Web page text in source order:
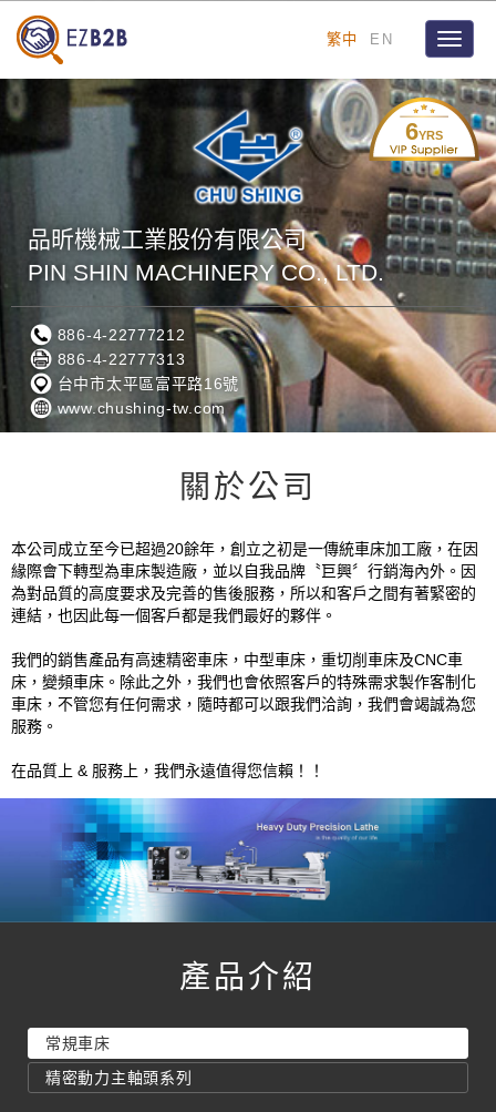
繁中 EN
Toggle
6YRS
品昕機械工業股份有限公司
PIN SHIN MACHINERY CO., LTD.
886-4-22777212
886-4-22777313
台中市太平區富平路16號
www.chushing-tw.com
關於公司
本公司成立至今已超過20餘年，創立之初是一傳統車床加工廠，在因
緣際會下轉型為車床製造廠，並以自我品牌〝巨興〞行銷海內外。因
為對品質的高度要求及完善的售後服務，所以和客戶之間有著緊密的
連結，也因此每一個客戶都是我們最好的夥伴。
我們的銷售產品有高速精密車床，中型車床，重切削車床及CNC車
床，變頻車床。除此之外，我們也會依照客戶的特殊需求製作客制化
車床，不管您有任何需求，隨時都可以跟我們洽詢，我們會竭誠為您
服務。
在品質上 & 服務上，我們永遠值得您信賴！！
產品介紹
常規車床
精密動力主軸頭系列